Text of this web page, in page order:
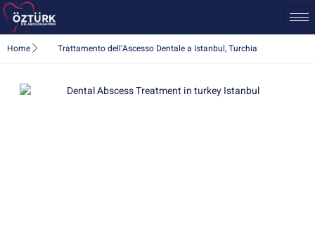
Home Trattamento dell’Ascesso Dentale a Istanbul, Turchia